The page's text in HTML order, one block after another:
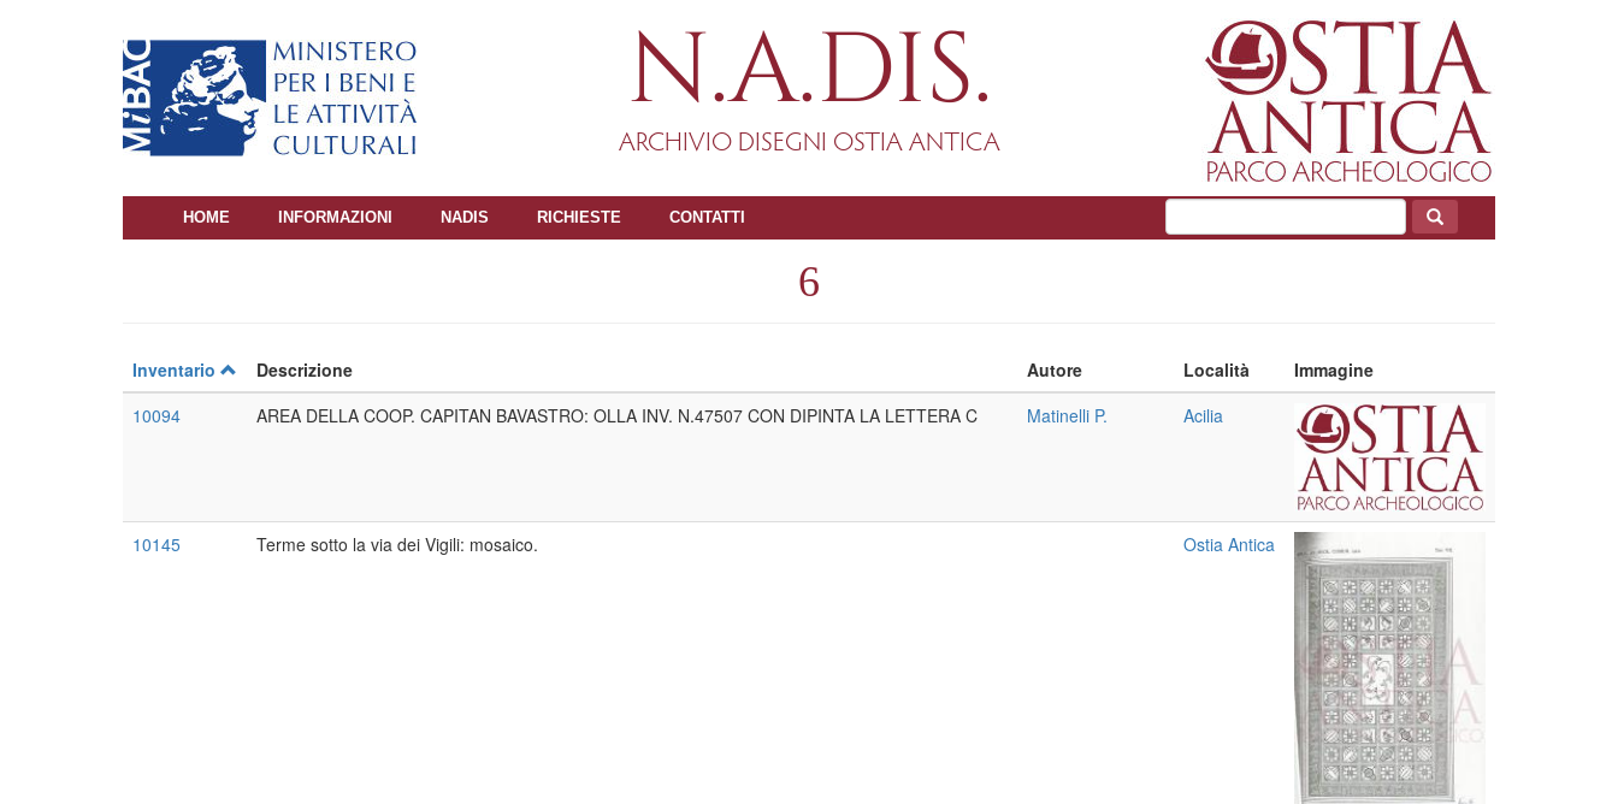
N.A.DIS.
ARCHIVIO DISEGNI OSTIA ANTICA
NAVIGAZIONE
HOME INFORMAZIONI NADIS RICHIESTE CONTATTI
6
Inventario Descrizione Autore Località
Immagine
10094
AREA DELLA COOP. CAPITAN BAVASTRO: OLLA INV. N.47507 CON DIPINTA LA LETTERA C Matinelli P. Acilia
10145 Terme sotto la via dei Vigili: mosaico. Ostia Antica